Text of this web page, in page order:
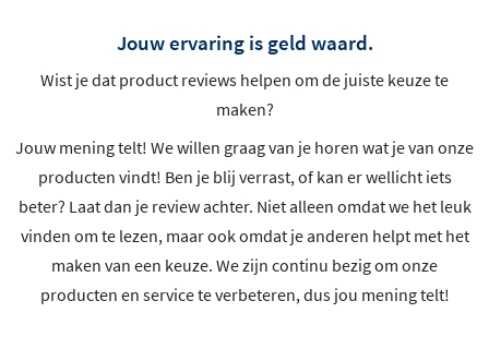
Jouw ervaring is geld waard.
Wist je dat product reviews helpen om de juiste keuze te
maken?
Jouw mening telt! We willen graag van je horen wat je van onze
producten vindt! Ben je blij verrast, of kan er wellicht iets
beter? Laat dan je review achter. Niet alleen omdat we het leuk
vinden om te lezen, maar ook omdat je anderen helpt met het
maken van een keuze. We zijn continu bezig om onze
producten en service te verbeteren, dus jou mening telt!